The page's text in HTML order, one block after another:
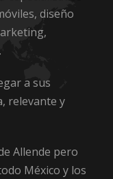
diseño
a sus
relevante y
Allende pero
México y los